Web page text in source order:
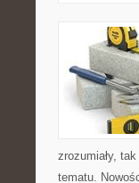
zrozumiały,
tematu.